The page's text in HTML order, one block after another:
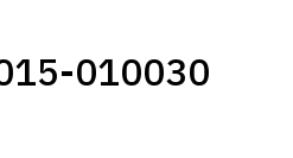
010030